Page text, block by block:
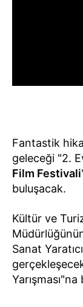
Fantastik
geleceği "2.
Film Festivali
buluşacak.
Kültür ve
Sanat